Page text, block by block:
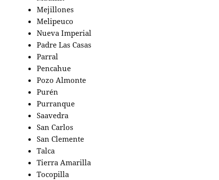
Mejillones
Melipeuco
Nueva Imperial
Padre Las Casas
Parral
Pencahue
Pozo Almonte
Purén
Purranque
Saavedra
San Carlos
San Clemente
Talca
Tierra Amarilla
Tocopilla